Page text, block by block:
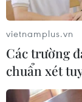
'đánh thức' vẻ
hồ Nà Hang
09/08/2026 09:17
Cần Thơ phát
đặc trưng
vietnamplus.vn
Các trường
chuẩn xét